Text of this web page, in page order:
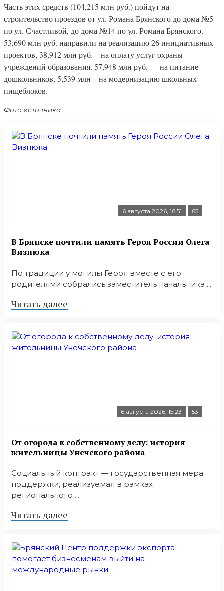
Часть этих средств (104,215 млн руб.) пойдут на
строительство проездов от ул. Романа Брянского до дома №5
по ул. Счастливой, до дома №14 по ул. Романа Брянского.
53,690 млн руб. направили на реализацию 26 инициативных
проектов, 38,912 млн руб. – на оплату услуг охраны
учреждений образования. 57,948 млн руб. — на питание
дошкольников, 5,539 млн – на модернизацию школьных
пищеблоков.
Фото источника
6 августа 2026, 16:51 65
В Брянске почтили память Героя России Олега
Визнюка
По традиции у могилы Героя вместе с его
родителями собрались заместитель начальника ...
Читать далее
6 августа 2026, 15:23 53
От огорода к собственному делу: история
жительницы Унечского района
Социальный контракт — государственная мера
поддержки, реализуемая в рамках
регионального ...
Читать далее